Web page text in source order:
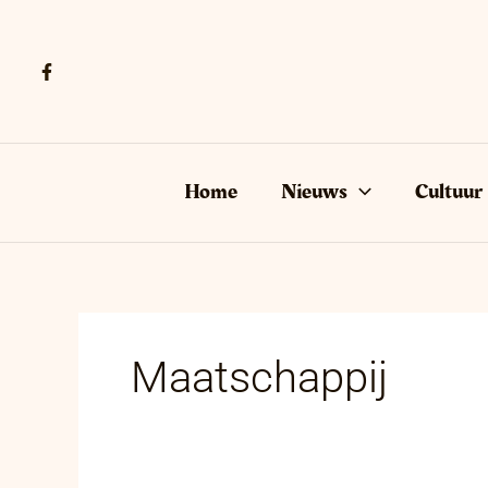
Home Nieuws Cultuur
Maatschappij